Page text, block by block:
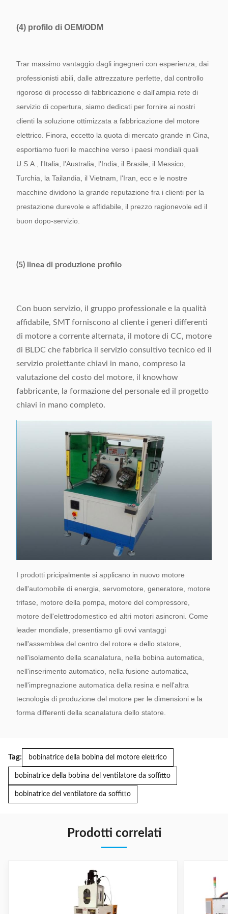
(4) profilo di OEM/ODM
Trar massimo vantaggio dagli ingegneri con esperienza, dai
professionisti abili, dalle attrezzature perfette, dal controllo
rigoroso di processo di fabbricazione e dall'ampia rete di
servizio di copertura, siamo dedicati per fornire ai nostri
clienti la soluzione ottimizzata a fabbricazione del motore
elettrico. Finora, eccetto la quota di mercato grande in Cina,
esportiamo fuori le macchine verso i paesi mondiali quali
U.S.A., l'Italia, l'Australia, l'India, il Brasile, il Messico,
Turchia, la Tailandia, il Vietnam, l'Iran, ecc e le nostre
macchine dividono la grande reputazione fra i clienti per la
prestazione durevole e affidabile, il prezzo ragionevole ed il
buon dopo-servizio.
(5) linea di produzione profilo
Con buon servizio, il gruppo professionale e la qualità
affidabile, SMT forniscono al cliente i generi differenti
di motore a corrente alternata, il motore di CC, motore
di BLDC che fabbrica il servizio consultivo tecnico ed il
servizio proiettante chiavi in mano, compreso la
valutazione del costo del motore, il knowhow
fabbricante, la formazione del personale ed il progetto
chiavi in mano completo.
I prodotti pricipalmente si applicano in nuovo motore
dell'automobile di energia, servomotore, generatore, motore
trifase, motore della pompa, motore del compressore,
motore dell'elettrodomestico ed altri motori asincroni. Come
leader mondiale, presentiamo gli ovvi vantaggi
nell'assemblea del centro del rotore e dello statore,
nell'isolamento della scanalatura, nella bobina automatica,
nell'inserimento automatico, nella fusione automatica,
nell'impregnazione automatica della resina e nell'altra
tecnologia di produzione del motore per le dimensioni e la
forma differenti della scanalatura dello statore.
Tag: bobinatrice della bobina del motore elettrico
bobinatrice della bobina del ventilatore da soffitto
bobinatrice del ventilatore da soffitto
Prodotti correlati